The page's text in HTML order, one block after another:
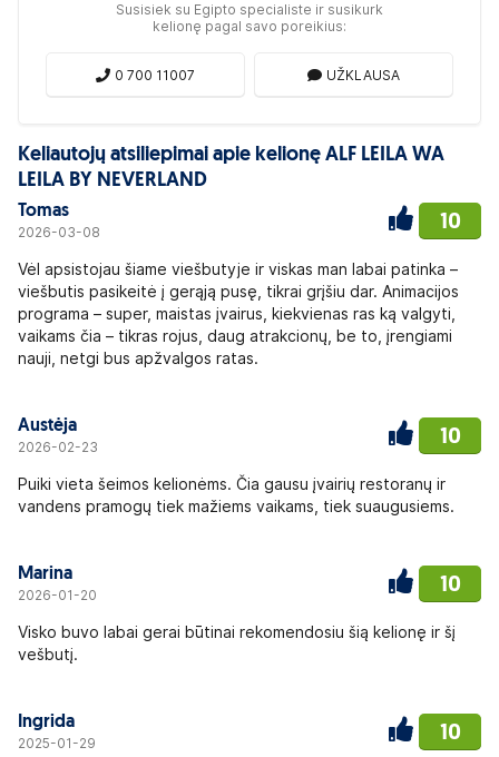
Susisiek su Egipto specialiste ir susikurk
kelionę pagal savo poreikius:
0 700 11007 UŽKLAUSA
Keliautojų atsiliepimai apie kelionę ALF LEILA WA
LEILA BY NEVERLAND
Tomas
2026-03-08 10
Vėl apsistojau šiame viešbutyje ir viskas man labai patinka –
viešbutis pasikeitė į gerąją pusę, tikrai grįšiu dar. Animacijos
programa – super, maistas įvairus, kiekvienas ras ką valgyti,
vaikams čia – tikras rojus, daug atrakcionų, be to, įrengiami
nauji, netgi bus apžvalgos ratas.
Austėja
2026-02-23 10
Puiki vieta šeimos kelionėms. Čia gausu įvairių restoranų ir
vandens pramogų tiek mažiems vaikams, tiek suaugusiems.
Marina
2026-01-20 10
Visko buvo labai gerai būtinai rekomendosiu šią kelionę ir šį
vešbutį.
Ingrida
2025-01-29 10